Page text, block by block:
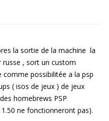
la sortie de la machine la
russe , sort un custom
possibilitée a la psp
( isos de jeux ) de jeux
homebrews PSP
ne fonctionneront pas).